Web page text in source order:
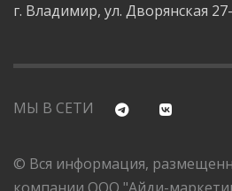
г. Владимир, ул. Дворянская
МЫ В СЕТИ
© Вся информация,